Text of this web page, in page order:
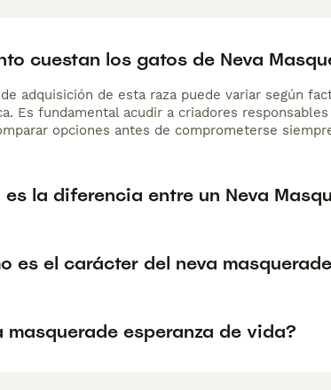
cuestan los gatos de Neva
adquisición de esta raza puede variar según
Es fundamental acudir a criadores
opciones antes de comprometerse
es la diferencia entre un Neva
es el carácter del neva
masquerade esperanza de vida?